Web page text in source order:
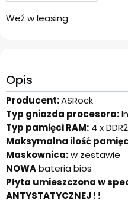
Weź w leasing
Opis
Producent:ASRock
Typ gniazda procesora:
Typ pamięci RAM: 4 x DDR2
Maksymalna ilość
Maskownica:w zestawie
NOWAbateria bios
Płyta umieszczona w
ANTYSTATYCZNEJ ! !